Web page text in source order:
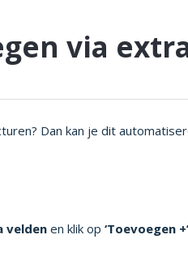
via
Dan kan je dit
veldenen klik op ‘Toevoegen +’